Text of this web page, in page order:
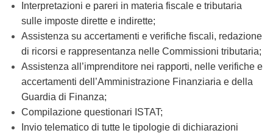
Interpretazioni e pareri in materia fiscale e tributaria
sulle imposte dirette e indirette;
Assistenza su accertamenti e verifiche fiscali, redazione
di ricorsi e rappresentanza nelle Commissioni tributaria;
Assistenza all’imprenditore nei rapporti, nelle verifiche e
accertamenti dell’Amministrazione Finanziaria e della
Guardia di Finanza;
Compilazione questionari ISTAT;
Invio telematico di tutte le tipologie di dichiarazioni